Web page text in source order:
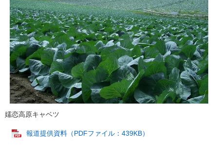
嬬恋高原キャベツ
報道提供資料（PDFファイル：439KB）